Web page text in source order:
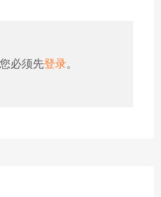
必须先登录。